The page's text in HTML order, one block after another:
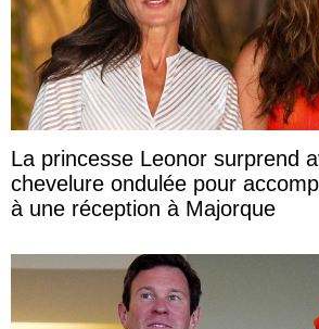
La princesse Leonor surprend
chevelure ondulée pour
à une réception à Majorque